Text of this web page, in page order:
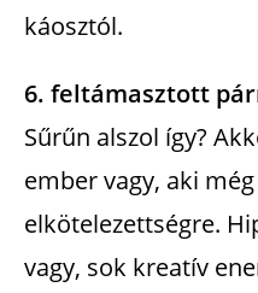
káosztól.
6. feltámasztott
Sűrűn alszol így?
ember vagy, aki
elkötelezettségre.
vagy, sok kreatív